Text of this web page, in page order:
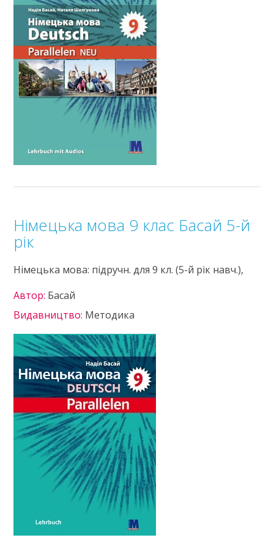
Німецька мова 9 клас Басай 5-й
рік
Німецька мова: підручн. для 9 кл. (5-й рік навч.),
Автор: Басай
Видавництво: Методика